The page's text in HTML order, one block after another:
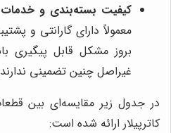
کیفیت بسته‌بندی و
معمولاً دارای گارانتی و
بروز مشکل قابل پیگیری
غیراصل چنین تضمینی
در جدول زیر مقایسه‌ای بین
کاترپیلار ارائه شده است: